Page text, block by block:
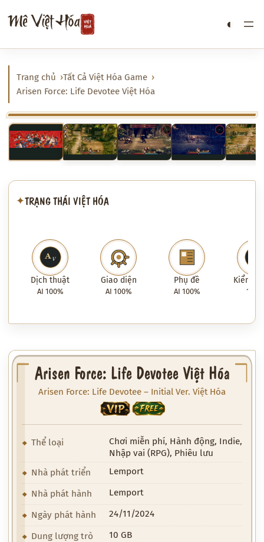
đến
nội
dung
Mê Việt Hóa ◐
Trang chủ
Tất Cả Việt Hóa Game
Arisen Force: Life Devotee Việt Hóa
‹ ›
✦TRẠNG THÁI VIỆT HÓA
Dịch thuật
AI 100%
Giao diện
AI 100%
Phụ đề
AI 100%
Kiểm
100%
Arisen Force: Life Devotee Việt Hóa
Arisen Force: Life Devotee – Initial Ver. Việt Hóa
VIP FREE
Thể loại
Chơi miễn phí, Hành động, Indie,
Nhập vai (RPG), Phiêu lưu
Nhà phát triển
Lemport
Nhà phát hành Lemport
Ngày phát hành 24/11/2024
Dung lượng trò
10 GB